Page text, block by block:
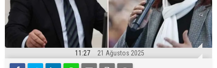
11:27 21 Ağustos 2025